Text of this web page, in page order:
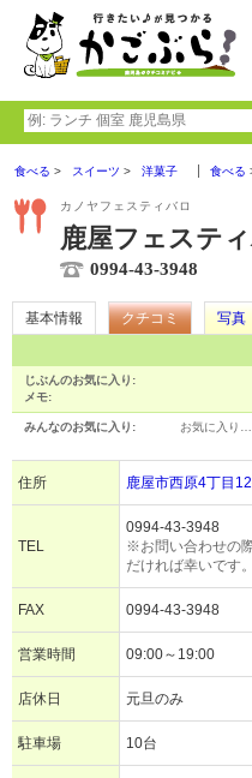
食べる スイーツ 洋菓子 食べる
カノヤフェスティバロ
鹿屋フェステ
0994-43-3948
基本情報 クチコミ 写真
じぶんのお気に入り:
メモ:
みんなのお気に入り: お気に入り…
住所 鹿屋市西原4丁目
TEL
0994-43-3948
※お問い合わせの
だければ幸いです。
FAX 0994-43-3948
営業時間 09:00～19:00
店休日 元旦のみ
駐車場 10台